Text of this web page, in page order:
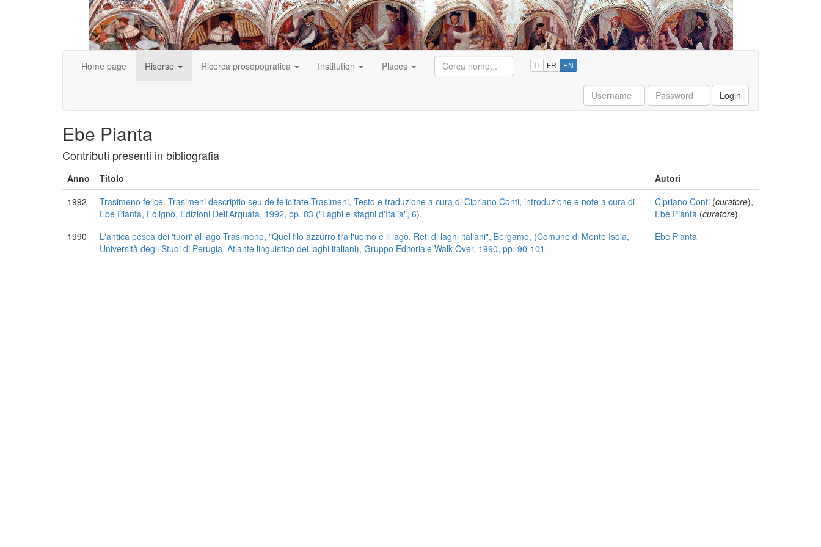
Home page Risorse Ricerca prosopografica Institution Places IT FR EN
Username Password Login
Ebe Pianta
Contributi presenti in bibliografia
Anno Titolo
Autori
1992
Trasimeno felice. Trasimeni descriptio seu de felicitate Trasimeni, Testo e traduzione a cura di Cipriano Conti, introduzione e note a cura di
Ebe Pianta, Foligno, Edizioni Dell'Arquata, 1992, pp. 83 ("Laghi e stagni d'Italia", 6).
Cipriano Conti (curatore),
Ebe Pianta (curatore)
1990
L'antica pesca dei 'tuori' al lago Trasimeno, "Quel filo azzurro tra l'uomo e il lago. Reti di laghi italiani", Bergamo, (Comune di Monte Isola,
Università degli Studi di Perugia, Atlante linguistico dei laghi italiani), Gruppo Editoriale Walk Over, 1990, pp. 90-101.
Ebe Pianta